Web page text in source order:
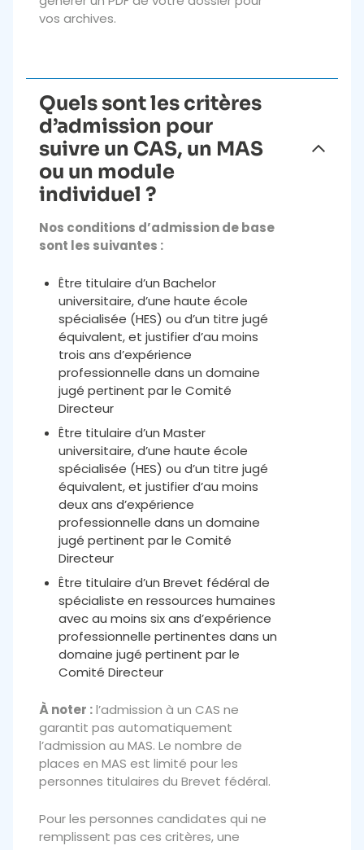
vos archives.
Quels sont les critères
d’admission pour
suivre un CAS, un MAS
ou un module
individuel ?
Nos conditions d’admission de base
sont les suivantes :
Être titulaire d’un Bachelor
universitaire, d’une haute école
spécialisée (HES) ou d’un titre jugé
équivalent, et justifier d’au moins
trois ans d’expérience
professionnelle dans un domaine
jugé pertinent par le Comité
Directeur
Être titulaire d’un Master
universitaire, d’une haute école
spécialisée (HES) ou d’un titre jugé
équivalent, et justifier d’au moins
deux ans d’expérience
professionnelle dans un domaine
jugé pertinent par le Comité
Directeur
Être titulaire d’un Brevet fédéral de
spécialiste en ressources humaines
avec au moins six ans d’expérience
professionnelle pertinentes dans un
domaine jugé pertinent par le
Comité Directeur
À noter :l’admission à un CAS ne
garantit pas automatiquement
l’admission au MAS. Le nombre de
places en MAS est limité pour les
personnes titulaires du Brevet fédéral.
Pour les personnes candidates qui ne
remplissent pas ces critères, une